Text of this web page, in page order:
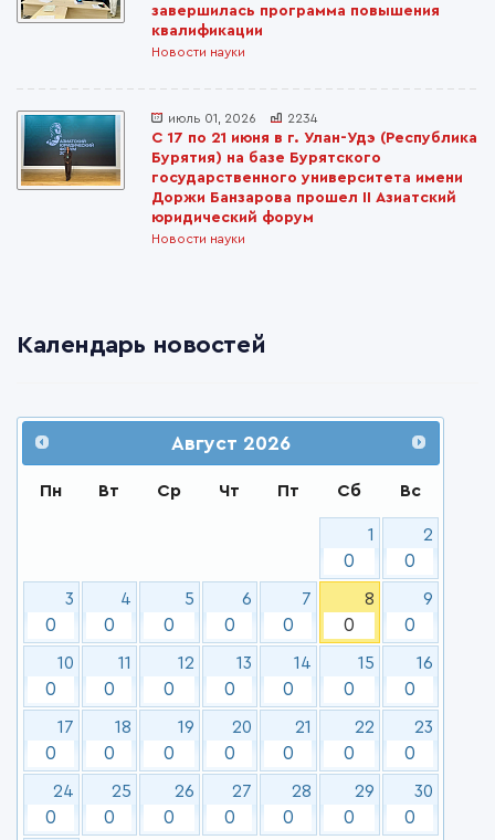
завершилась программа повышения
квалификации
Новости науки
июль 01, 2026 2234
С 17 по 21 июня в г. Улан-Удэ (Республика
Бурятия) на базе Бурятского
государственного университета имени
Доржи Банзарова прошел II Азиатский
юридический форум
Новости науки
Календарь новостей
Август 2026
Пн Вт Ср Чт Пт Сб Вс
1
0
2
0
3
0
4
0
5
0
6
0
7
0
8
0
9
0
10
0
11
0
12
0
13
0
14
0
15
0
16
0
17
0
18
0
19
0
20
0
21
0
22
0
23
0
24
0
25
0
26
0
27
0
28
0
29
0
30
0